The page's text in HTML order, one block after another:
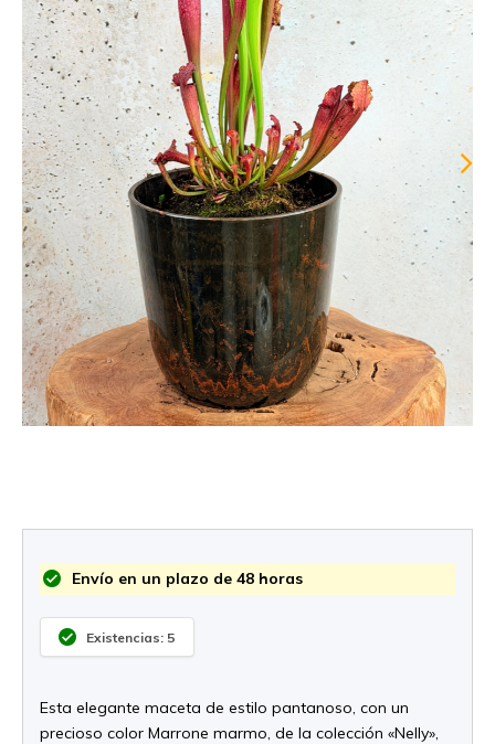
Envío en un plazo de 48 horas
Existencias: 5
Esta elegante maceta de estilo pantanoso, con un
precioso color Marrone marmo, de la colección «Nelly»,